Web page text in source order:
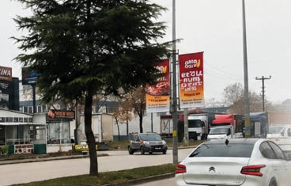
belirterek; ?Hayatımda kimseye kötülüğüm olmadı. Ev
olsun çok mutluyuz. Son zamanlarda çok boşanma
yapanlara tek söyleyeceğim kelime, Allah onları
içerisinde birbirlerine saygılı ve sevgili olsunlar.?
gireriz. Yıllardır böyle bir düşüncemiz vardı.
nasip eder. Tüm organlarımızı bağışladık. İç
kabul etmedik bir elimiz kalsın dedik.? İfadelerini